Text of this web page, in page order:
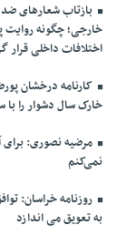
بازتاب شعارهای
خارجی؛ چگونه روایت
اختلافات داخلی قرار
کارنامه درخشان
خارک سال دشوار را با سود ۵ همتی پشت
مرضیه نصوری: برای
نمی‌کنم
روزنامه خراسان:
به تعویق می اندازد